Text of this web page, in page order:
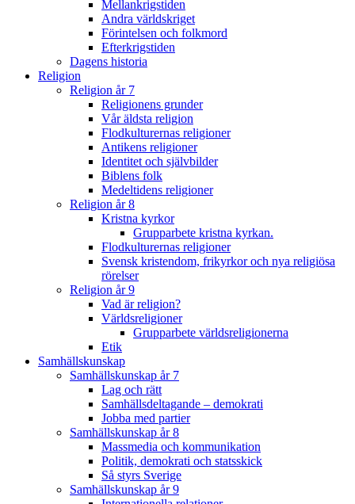
Mellankrigstiden
Andra världskriget
Förintelsen och folkmord
Efterkrigstiden
Dagens historia
Religion
Religion år 7
Religionens grunder
Vår äldsta religion
Flodkulturernas religioner
Antikens religioner
Identitet och självbilder
Biblens folk
Medeltidens religioner
Religion år 8
Kristna kyrkor
Grupparbete kristna kyrkan.
Flodkulturernas religioner
Svensk kristendom, frikyrkor och nya religiösa
rörelser
Religion år 9
Vad är religion?
Världsreligioner
Grupparbete världsreligionerna
Etik
Samhällskunskap
Samhällskunskap år 7
Lag och rätt
Samhällsdeltagande – demokrati
Jobba med partier
Samhällskunskap år 8
Massmedia och kommunikation
Politik, demokrati och statsskick
Så styrs Sverige
Samhällskunskap år 9